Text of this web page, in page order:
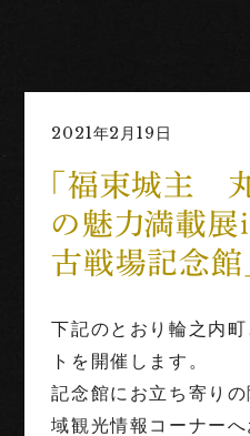
世界三大古戦場
1階映像展示予約
団体利用
English Français 中
2021年2月19日
「福束城主
の魅力満載展
古戦場記念館
下記のとおり輪之内
トを開催します。
記念館にお立ち寄り
域観光情報コーナーへ